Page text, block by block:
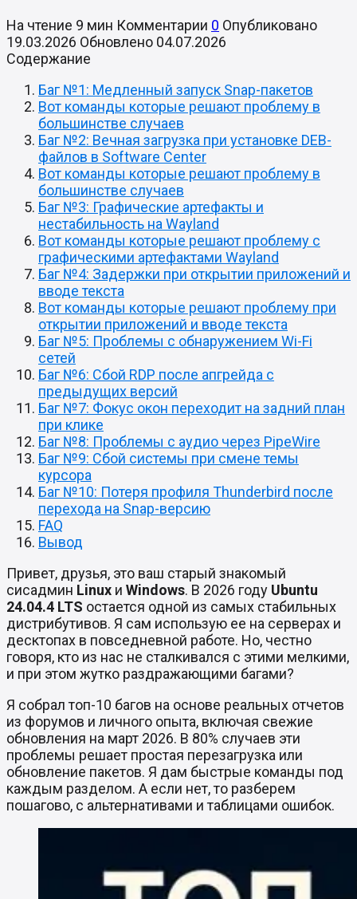
На чтение 9 мин Комментарии 0 Опубликовано
19.03.2026 Обновлено 04.07.2026
Содержание
Баг №1: Медленный запуск Snap-пакетов
Вот команды которые решают проблему в
большинстве случаев
Баг №2: Вечная загрузка при установке DEB-
файлов в Software Center
Вот команды которые решают проблему в
большинстве случаев
Баг №3: Графические артефакты и
нестабильность на Wayland
Вот команды которые решают проблему с
графическими артефактами Wayland
Баг №4: Задержки при открытии приложений и
вводе текста
Вот команды которые решают проблему при
открытии приложений и вводе текста
Баг №5: Проблемы с обнаружением Wi-Fi
сетей
Баг №6: Сбой RDP после апгрейда с
предыдущих версий
Баг №7: Фокус окон переходит на задний план
при клике
Баг №8: Проблемы с аудио через PipeWire
Баг №9: Сбой системы при смене темы
курсора
Баг №10: Потеря профиля Thunderbird после
перехода на Snap-версию
FAQ
Вывод
Привет, друзья, это ваш старый знакомый
сисадмин Linux и Windows. В 2026 году Ubuntu
24.04.4 LTS остается одной из самых стабильных
дистрибутивов. Я сам использую ее на серверах и
десктопах в повседневной работе. Но, честно
говоря, кто из нас не сталкивался с этими мелкими,
и при этом жутко раздражающими багами?
Я собрал топ-10 багов на основе реальных отчетов
из форумов и личного опыта, включая свежие
обновления на март 2026. В 80% случаев эти
проблемы решает простая перезагрузка или
обновление пакетов. Я дам быстрые команды под
каждым разделом. А если нет, то разберем
пошагово, с альтернативами и таблицами ошибок.